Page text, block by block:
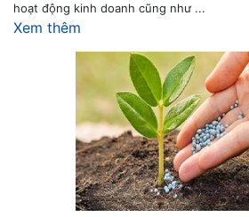
hoạt động kinh doanh cũng như ...
Xem thêm